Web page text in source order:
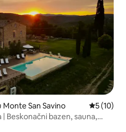
San Savino Prosječna
5 (10)
Beskonačni bazen, sauna,